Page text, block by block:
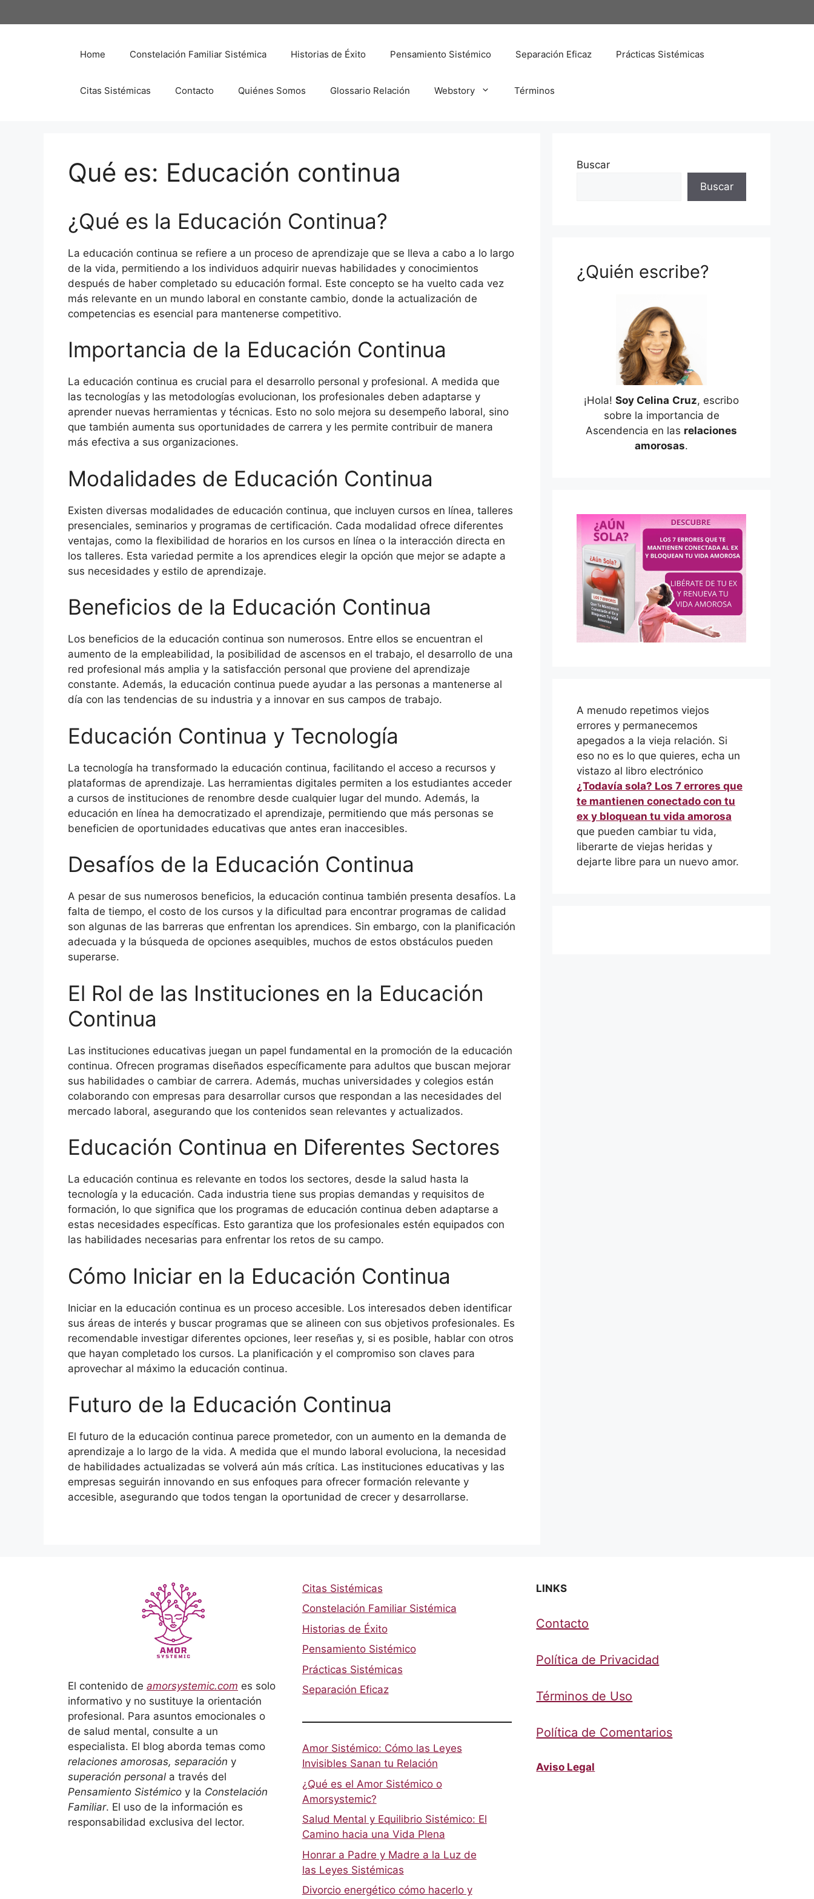
al
Home Constelación Familiar Sistémica Historias de Éxito Pensamiento Sistémico Separación Eficaz Prácticas Sistémicas
Citas Sistémicas Contacto Quiénes Somos Glossario Relación Webstory Términos
Qué es: Educación continua
¿Qué es la Educación Continua?
La educación continua se refiere a un proceso de aprendizaje que se lleva a cabo a lo largo
de la vida, permitiendo a los individuos adquirir nuevas habilidades y conocimientos
después de haber completado su educación formal. Este concepto se ha vuelto cada vez
más relevante en un mundo laboral en constante cambio, donde la actualización de
competencias es esencial para mantenerse competitivo.
Importancia de la Educación Continua
La educación continua es crucial para el desarrollo personal y profesional. A medida que
las tecnologías y las metodologías evolucionan, los profesionales deben adaptarse y
aprender nuevas herramientas y técnicas. Esto no solo mejora su desempeño laboral, sino
que también aumenta sus oportunidades de carrera y les permite contribuir de manera
más efectiva a sus organizaciones.
Modalidades de Educación Continua
Existen diversas modalidades de educación continua, que incluyen cursos en línea, talleres
presenciales, seminarios y programas de certificación. Cada modalidad ofrece diferentes
ventajas, como la flexibilidad de horarios en los cursos en línea o la interacción directa en
los talleres. Esta variedad permite a los aprendices elegir la opción que mejor se adapte a
sus necesidades y estilo de aprendizaje.
Beneficios de la Educación Continua
Los beneficios de la educación continua son numerosos. Entre ellos se encuentran el
aumento de la empleabilidad, la posibilidad de ascensos en el trabajo, el desarrollo de una
red profesional más amplia y la satisfacción personal que proviene del aprendizaje
constante. Además, la educación continua puede ayudar a las personas a mantenerse al
día con las tendencias de su industria y a innovar en sus campos de trabajo.
Educación Continua y Tecnología
La tecnología ha transformado la educación continua, facilitando el acceso a recursos y
plataformas de aprendizaje. Las herramientas digitales permiten a los estudiantes acceder
a cursos de instituciones de renombre desde cualquier lugar del mundo. Además, la
educación en línea ha democratizado el aprendizaje, permitiendo que más personas se
beneficien de oportunidades educativas que antes eran inaccesibles.
Desafíos de la Educación Continua
A pesar de sus numerosos beneficios, la educación continua también presenta desafíos. La
falta de tiempo, el costo de los cursos y la dificultad para encontrar programas de calidad
son algunas de las barreras que enfrentan los aprendices. Sin embargo, con la planificación
adecuada y la búsqueda de opciones asequibles, muchos de estos obstáculos pueden
superarse.
El Rol de las Instituciones en la Educación
Continua
Las instituciones educativas juegan un papel fundamental en la promoción de la educación
continua. Ofrecen programas diseñados específicamente para adultos que buscan mejorar
sus habilidades o cambiar de carrera. Además, muchas universidades y colegios están
colaborando con empresas para desarrollar cursos que respondan a las necesidades del
mercado laboral, asegurando que los contenidos sean relevantes y actualizados.
Educación Continua en Diferentes Sectores
La educación continua es relevante en todos los sectores, desde la salud hasta la
tecnología y la educación. Cada industria tiene sus propias demandas y requisitos de
formación, lo que significa que los programas de educación continua deben adaptarse a
estas necesidades específicas. Esto garantiza que los profesionales estén equipados con
las habilidades necesarias para enfrentar los retos de su campo.
Cómo Iniciar en la Educación Continua
Iniciar en la educación continua es un proceso accesible. Los interesados deben identificar
sus áreas de interés y buscar programas que se alineen con sus objetivos profesionales. Es
recomendable investigar diferentes opciones, leer reseñas y, si es posible, hablar con otros
que hayan completado los cursos. La planificación y el compromiso son claves para
aprovechar al máximo la educación continua.
Futuro de la Educación Continua
El futuro de la educación continua parece prometedor, con un aumento en la demanda de
aprendizaje a lo largo de la vida. A medida que el mundo laboral evoluciona, la necesidad
de habilidades actualizadas se volverá aún más crítica. Las instituciones educativas y las
empresas seguirán innovando en sus enfoques para ofrecer formación relevante y
accesible, asegurando que todos tengan la oportunidad de crecer y desarrollarse.
Buscar
Buscar
¿Quién escribe?
¡Hola! Soy Celina Cruz, escribo
sobre la importancia de
Ascendencia en las relaciones
amorosas.
A menudo repetimos viejos
errores y permanecemos
apegados a la vieja relación. Si
eso no es lo que quieres, echa un
vistazo al libro electrónico
¿Todavía sola? Los 7 errores que
te mantienen conectado con tu
ex y bloquean tu vida amorosa
que pueden cambiar tu vida,
liberarte de viejas heridas y
dejarte libre para un nuevo amor.
El contenido de amorsystemic.com es solo
informativo y no sustituye la orientación
profesional. Para asuntos emocionales o
de salud mental, consulte a un
especialista. El blog aborda temas como
relaciones amorosas, separación y
superación personal a través del
Pensamiento Sistémico y la Constelación
Familiar. El uso de la información es
responsabilidad exclusiva del lector.
Citas Sistémicas
Constelación Familiar Sistémica
Historias de Éxito
Pensamiento Sistémico
Prácticas Sistémicas
Separación Eficaz
Amor Sistémico: Cómo las Leyes
Invisibles Sanan tu Relación
¿Qué es el Amor Sistémico o
Amorsystemic?
Salud Mental y Equilibrio Sistémico: El
Camino hacia una Vida Plena
Honrar a Padre y Madre a la Luz de
las Leyes Sistémicas
Divorcio energético cómo hacerlo y
LINKS
Contacto
Política de Privacidad
Términos de Uso
Política de Comentarios
Aviso Legal